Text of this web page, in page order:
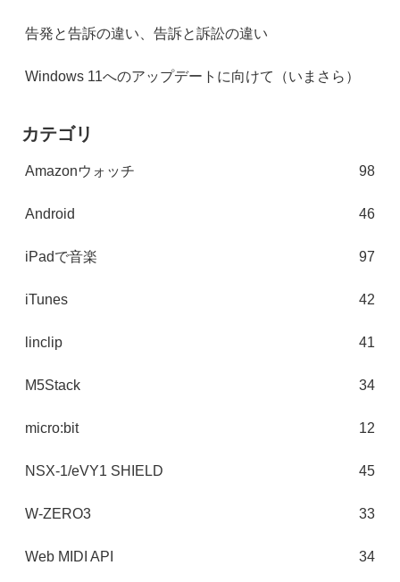
告発と告訴の違い、告訴と訴訟の違い
Windows 11へのアップデートに向けて（いまさら）
カテゴリ
Amazonウォッチ 98
Android 46
iPadで音楽 97
iTunes 42
linclip 41
M5Stack 34
micro:bit 12
NSX-1/eVY1 SHIELD 45
W-ZERO3 33
Web MIDI API 34